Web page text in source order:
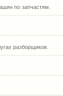
по запчастям.
разборщиков.